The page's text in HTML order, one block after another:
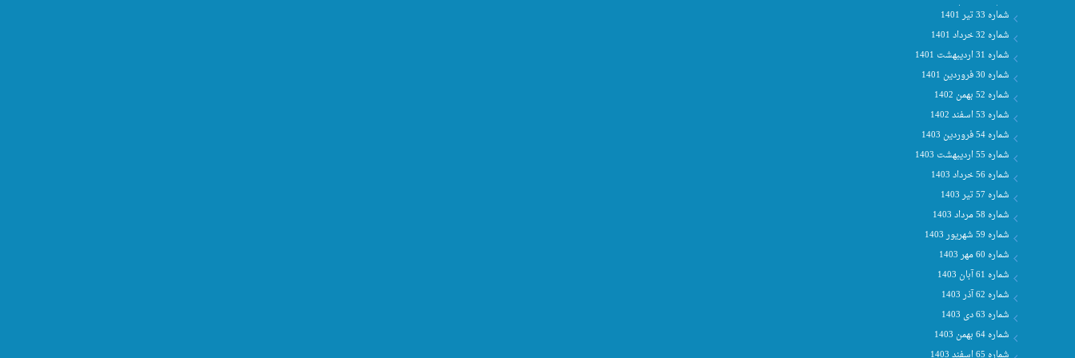
شماره 33 تیر 1401
شماره 32 خرداد 1401
شماره 31 اردیبهشت 1401
شماره 30 فروردین 1401
شماره 52 بهمن 1402
شماره 53 اسفند 1402
شماره 54 فروردین 1403
شماره 55 اردیبهشت 1403
شماره 56 خرداد 1403
شماره 57 تیر 1403
شماره 58 مرداد 1403
شماره 59 شهریور 1403
شماره 60 مهر 1403
شماره 61 آبان 1403
شماره 62 آذر 1403
شماره 63 دی 1403
شماره 64 بهمن 1403
شماره 65 اسفند 1403